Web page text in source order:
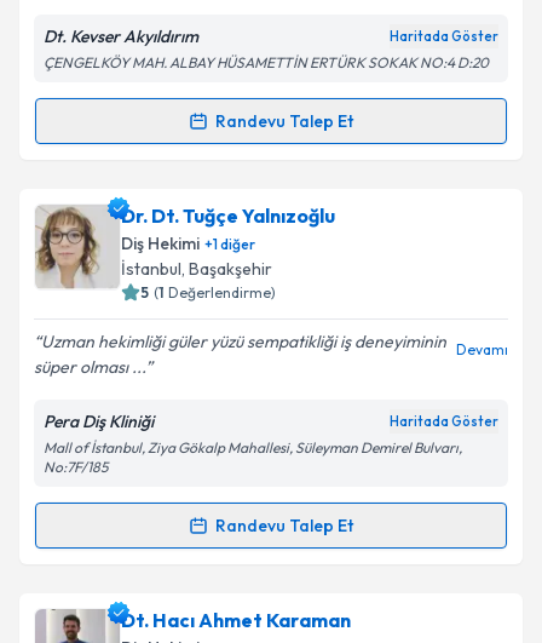
Kişisel verilerimin işlenmesine ilişkin
Metni'ni okudum ve kişisel verilerimin belirtilen
Takvim Talebini Gönder
Dt. Kevser Akyıldırım Haritada Göster
ÇENGELKÖY MAH. ALBAY HÜSAMETTİN ERTÜRK SOKAK NO:4 D:20
Randevu Talep Et
Randevu Takvimi Talebi
Dt. Kevser Akyıldırımiçin randevu takvimi talebi
oluşturun. Size bu uzmandan randevu almanız için bir
takvim hazırlandığında e-posta ile bilgilendireceğiz.
Kişisel verilerimin işlenmesine ilişkin
Aydınlatma
Metni'ni okudum ve kişisel verilerimin belirtilen
Takvim Talebini Gönder
Dr. Dt. Tuğçe Yalnızoğlu
Diş Hekimi +1diğer
İstanbul, Başakşehir
5 (1 Değerlendirme)
Uzman hekimliği güler yüzü sempatikliği iş deneyiminin
süper olması ...
Devamı
Pera Diş Kliniği Haritada Göster
Mall of İstanbul, Ziya Gökalp Mahallesi, Süleyman Demirel Bulvarı,
No:7F/185
Randevu Talep Et
Randevu Takvimi Talebi
Dr. Dt. Tuğçe Yalnızoğluiçin randevu takvimi talebi
Dt. Hacı Ahmet Karaman